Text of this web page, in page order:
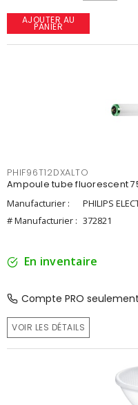
AJOUTER AU
PANIER
PHIF96T12DXALTO
Ampoule tube fluorescent
Manufacturier :
PHILIPS
# Manufacturier : 372821
En inventaire
Compte PRO
VOIR LES DÉTAILS